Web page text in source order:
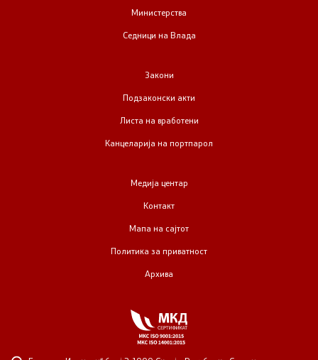
Министерства
Седници на Влада
Закони
Подзаконски акти
Листа на вработени
Канцеларија на портпарол
Медија центар
Контакт
Мапа на сајтот
Политика за приватност
Архива